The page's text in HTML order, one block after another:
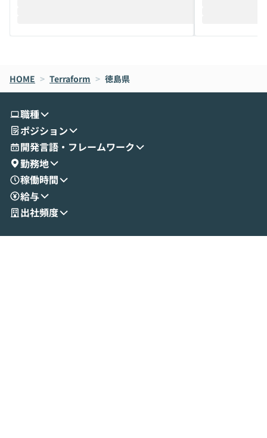
メルカリでの判断基準をもとに「なぜClau
oworkの基本的な機能をご紹介いただきま
す。 続く公開デモでは、実際にCoworkを
せいただきます。数分でワークフローが完
成する手軽さや、Gmail等の外部サービス
とセキュアに連携できるポイントなど、実
演を通じて具体的なイメージをお届けしま
す。 後半のディスカッションでは、セキュ
リティの考え方や社内導入の進め方など、
現場目線でさらに深掘りしていきます。
「自分の業務をAIで自動化してみたいけ
いう方にこそ参加いただきたいイベントで
それぞれの本当
ント構築の最前
HOME > Terraform > 徳島県
職種
ポジション
開発言語・フレームワーク
勤務地
稼働時間
給与
出社頻度